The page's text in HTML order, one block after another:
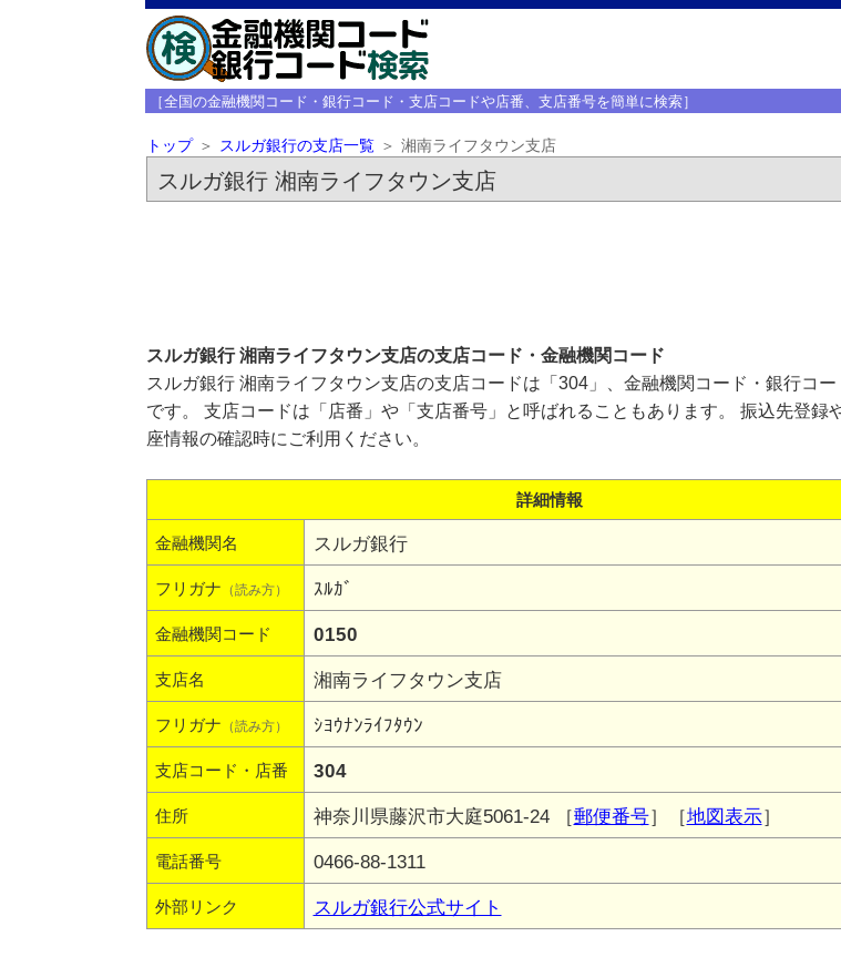
［全国の金融機関コード・銀行コード・支店コードや店番、支店番号を簡単に検索］
トップ スルガ銀行の支店一覧 湘南ライフタウン支店
スルガ銀行 湘南ライフタウン支店
スルガ銀行 湘南ライフタウン支店の支店コード・金融機関コード
スルガ銀行 湘南ライフタウン支店の支店コードは「304」、金融機関コード・銀行コー
です。 支店コードは「店番」や「支店番号」と呼ばれることもあります。 振込先登録
座情報の確認時にご利用ください。
詳細情報
金融機関名 スルガ銀行
フリガナ （読み方） ｽﾙｶﾞ
金融機関コード 0150
支店名 湘南ライフタウン支店
フリガナ （読み方） ｼﾖｳﾅﾝﾗｲﾌﾀｳﾝ
支店コード・店番 304
住所 神奈川県藤沢市大庭5061-24 ［郵便番号］［地図表示］
電話番号 0466-88-1311
外部リンク スルガ銀行公式サイト